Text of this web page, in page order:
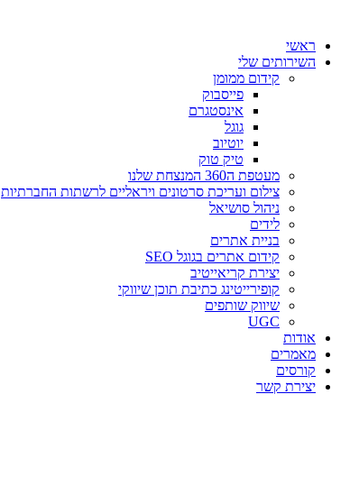
ראשי
השירותים שלי
קידום ממומן
פייסבוק
אינסטגרם
גוגל
יוטיוב
טיק טוק
מעטפת ה360 המנצחת שלנו
צילום ועריכת סרטונים ויראליים לרשתות החברתיות
ניהול סושיאל
לידים
בניית אתרים
קידום אתרים בגוגל SEO
יצירת קריאייטיב
קופירייטינג כתיבת תוכן שיווקי
שיווק שותפים
UGC
אודות
מאמרים
קורסים
יצירת קשר